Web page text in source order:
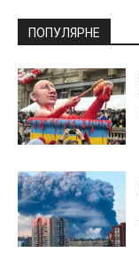
ПОПУЛЯРНЕ